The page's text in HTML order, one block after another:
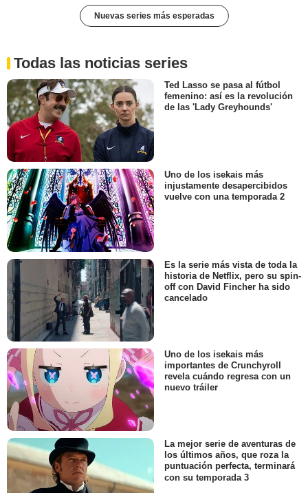
Nuevas series más esperadas
Todas las noticias series
Ted Lasso se pasa al fútbol
femenino: así es la revolución
de las 'Lady Greyhounds'
Uno de los isekais más
injustamente desapercibidos
vuelve con una temporada 2
Es la serie más vista de toda la
historia de Netflix, pero su spin-
off con David Fincher ha sido
cancelado
Uno de los isekais más
importantes de Crunchyroll
revela cuándo regresa con un
nuevo tráiler
La mejor serie de aventuras de
los últimos años, que roza la
puntuación perfecta, terminará
con su temporada 3